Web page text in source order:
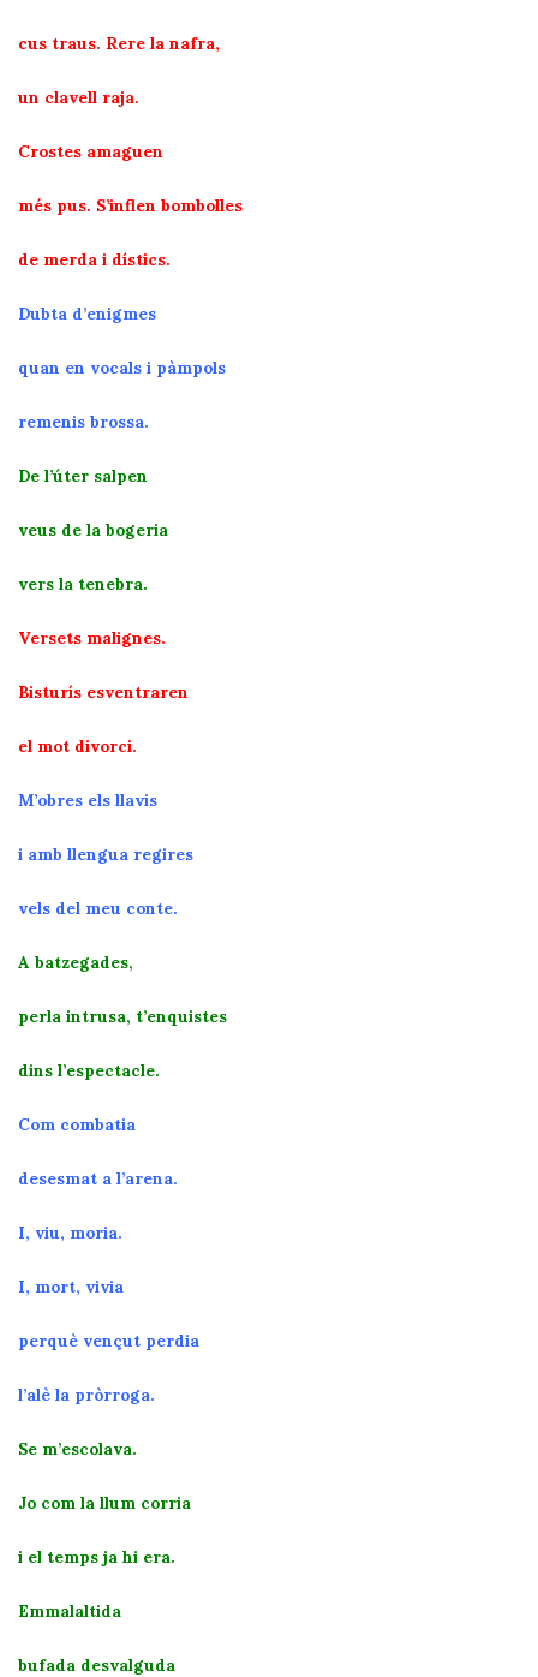
cus traus. Rere la nafra,
un clavell raja.
Crostes amaguen
més pus. S’inflen bombolles
de merda i dístics.
Dubta d’enigmes
quan en vocals i pàmpols
remenis brossa.
De l’úter salpen
veus de la bogeria
vers la tenebra.
Versets malignes.
Bisturís esventraren
el mot divorci.
M’obres els llavis
i amb llengua regires
vels del meu conte.
A batzegades,
perla intrusa, t’enquistes
dins l’espectacle.
Com combatia
desesmat a l’arena.
I, viu, moria.
I, mort, vivia
perquè vençut perdia
l’alè la pròrroga.
Se m’escolava.
Jo com la llum corria
i el temps ja hi era.
Emmalaltida
bufada desvalguda